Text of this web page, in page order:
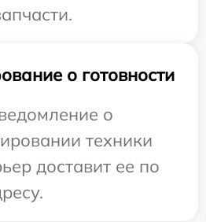
о готовности
о
техники
доставит ее по